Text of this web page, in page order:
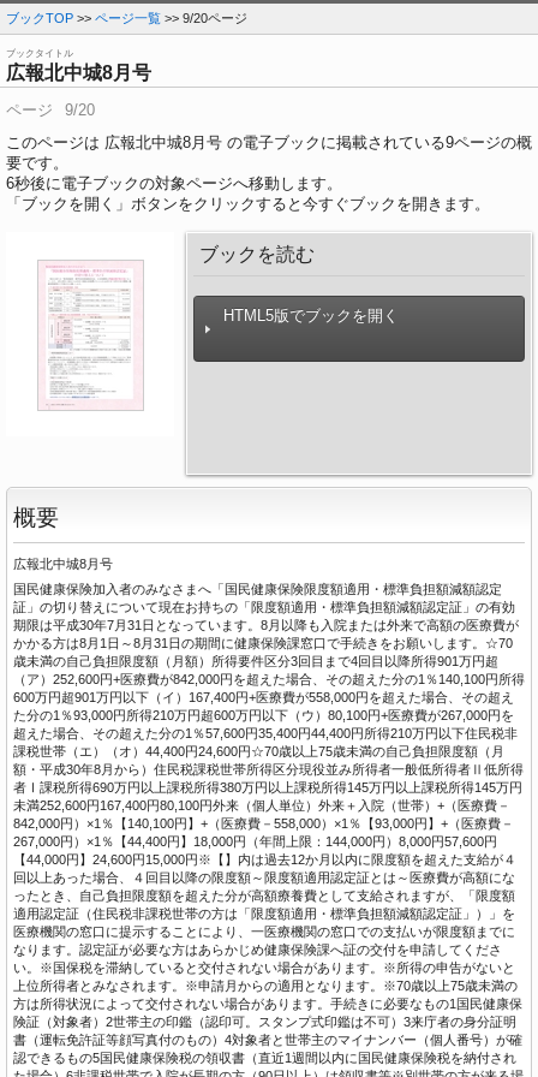
ブックTOP >> ページ一覧 >> 9/20ページ
ブックタイトル
広報北中城8月号
ページ
9/20
このページは 広報北中城8月号 の電子ブックに掲載されている9ページの概
要です。
6秒後に電子ブックの対象ページへ移動します。
「ブックを開く」ボタンをクリックすると今すぐブックを開きます。
ブックを読む
HTML5版でブックを開く
概要
広報北中城8月号
国民健康保険加入者のみなさまへ「国民健康保険限度額適用・標準負担額減額認定
証」の切り替えについて現在お持ちの「限度額適用・標準負担額減額認定証」の有効
期限は平成30年7月31日となっています。8月以降も入院または外来で高額の医療費が
かかる方は8月1日～8月31日の期間に健康保険課窓口で手続きをお願いします。☆70
歳未満の自己負担限度額（月額）所得要件区分3回目まで4回目以降所得901万円超
（ア）252,600円+医療費が842,000円を超えた場合、その超えた分の1％140,100円所得
600万円超901万円以下（イ）167,400円+医療費が558,000円を超えた場合、その超え
た分の1％93,000円所得210万円超600万円以下（ウ）80,100円+医療費が267,000円を
超えた場合、その超えた分の1％57,600円35,400円44,400円所得210万円以下住民税非
課税世帯（エ）（オ）44,400円24,600円☆70歳以上75歳未満の自己負担限度額（月
額・平成30年8月から）住民税課税世帯所得区分現役並み所得者一般低所得者Ⅱ低所得
者Ⅰ課税所得690万円以上課税所得380万円以上課税所得145万円以上課税所得145万円
未満252,600円167,400円80,100円外来（個人単位）外来＋入院（世帯）+（医療費－
842,000円）×1％【140,100円】+（医療費－558,000）×1％【93,000円】+（医療費－
267,000円）×1％【44,400円】18,000円（年間上限：144,000円）8,000円57,600円
【44,000円】24,600円15,000円※【】内は過去12か月以内に限度額を超えた支給が４
回以上あった場合、４回目以降の限度額～限度額適用認定証とは～医療費が高額にな
ったとき、自己負担限度額を超えた分が高額療養費として支給されますが、「限度額
適用認定証（住民税非課税世帯の方は「限度額適用・標準負担額減額認定証」）」を
医療機関の窓口に提示することにより、一医療機関の窓口での支払いが限度額までに
なります。認定証が必要な方はあらかじめ健康保険課へ証の交付を申請してくださ
い。※国保税を滞納していると交付されない場合があります。※所得の申告がないと
上位所得者とみなされます。※申請月からの適用となります。※70歳以上75歳未満の
方は所得状況によって交付されない場合があります。手続きに必要なもの1国民健康保
険証（対象者）2世帯主の印鑑（認印可。スタンプ式印鑑は不可）3来庁者の身分証明
書（運転免許証等顔写真付のもの）4対象者と世帯主のマイナンバー（個人番号）が確
認できるもの5国民健康保険税の領収書（直近1週間以内に国民健康保険税を納付され